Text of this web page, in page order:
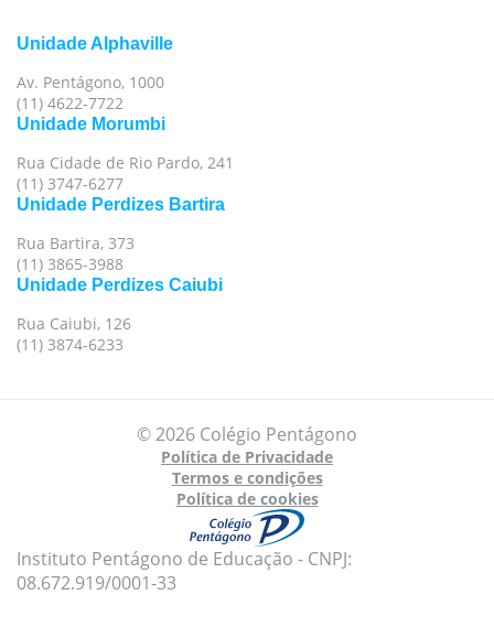
Unidade Alphaville
Av. Pentágono, 1000
(11) 4622-7722
Unidade Morumbi
Rua Cidade de Rio Pardo, 241
(11) 3747-6277
Unidade Perdizes Bartira
Rua Bartira, 373
(11) 3865-3988
Unidade Perdizes Caiubi
Rua Caiubi, 126
(11) 3874-6233
© 2026 Colégio Pentágono
Política de Privacidade
Termos e condições
Política de cookies
Instituto Pentágono de Educação - CNPJ:
08.672.919/0001-33